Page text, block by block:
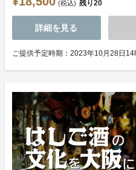
(税込) 残り20
詳細を見る
ご提供予定時期：2023年10月28日14